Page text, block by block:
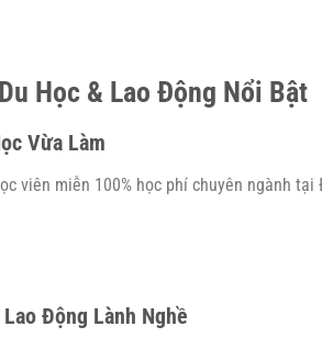
Học & Lao Động Nổi Bật
Vừa Làm
viên miễn 100% học phí chuyên ngành
Động Lành Nghề